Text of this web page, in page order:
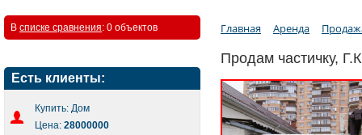
В списке сравнения: 0 объектов
Есть клиенты:
Купить: Дом
Цена: 28000000
Главная Аренда
Продам частичку,